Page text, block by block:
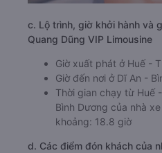
c. Lộ trình, giờ khởi hành và
Quang Dũng VIP Limousine
Giờ xuất phát ở Huế -
Giờ đến nơi ở Dĩ An -
Thời gian chạy từ Huế
Bình Dương của nhà xe
khoảng: 18.8 giờ
d. Các điểm đón khách của